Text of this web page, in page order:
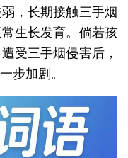
，长期接触三手烟
生长发育。倘若孩
受三手烟侵害后，
步加剧。